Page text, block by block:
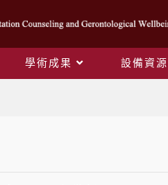
學術成果 設備資源